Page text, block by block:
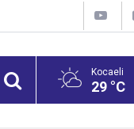
Kocaeli
29 °C